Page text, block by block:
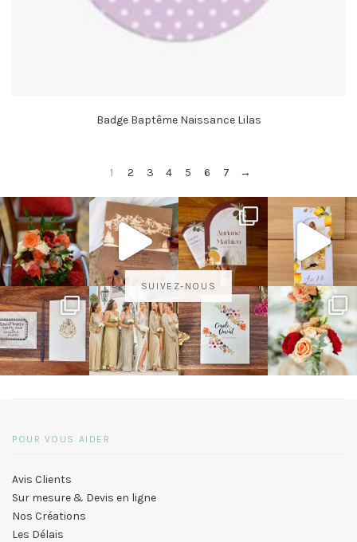
Badge Baptême Naissance Lilas
1 2 3 4 5 6 7 →
SUIVEZ-NOUS
POUR VOUS AIDER
Avis Clients
Sur mesure & Devis en ligne
Nos Créations
Les Délais